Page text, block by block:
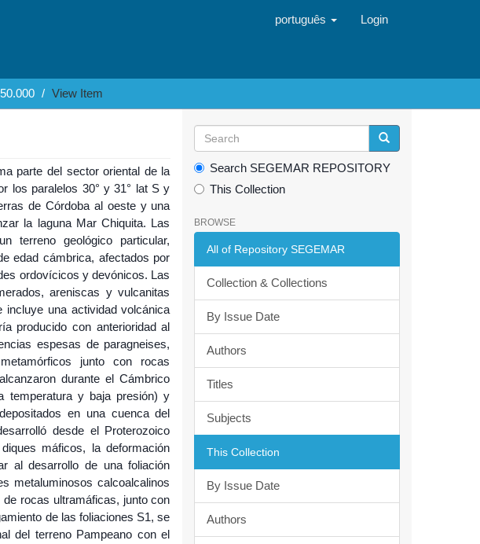
português Login
View Item
parte del sector oriental de la
los paralelos 30° y 31° lat S y
de Córdoba al oeste y una
la laguna Mar Chiquita. Las
terreno geológico particular,
edad cámbrica, afectados por
ordovícicos y devónicos. Las
areniscas y vulcanitas
una actividad volcánica
producido con anterioridad al
espesas de paragneises,
junto con rocas
durante el Cámbrico
temperatura y baja presión) y
en una cuenca del
desde el Proterozoico
máficos, la deformación
al desarrollo de una foliación
metaluminosos calcoalcalinos
rocas ultramáficas, junto con
de las foliaciones S1, se
del terreno Pampeano con el
Search SEGEMAR REPOSITORY
This Collection
BROWSE
All of Repository SEGEMAR
Collection & Collections
By Issue Date
Authors
Titles
Subjects
This Collection
By Issue Date
Authors